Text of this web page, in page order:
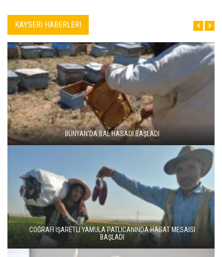
KAYSERI HABERLERI
BÜNYAN'DA BAL HASADI BAŞLADI
COĞRAFI IŞARETLI YAMULA PATLICANINDA HASAT MESAISI
BAŞLADI